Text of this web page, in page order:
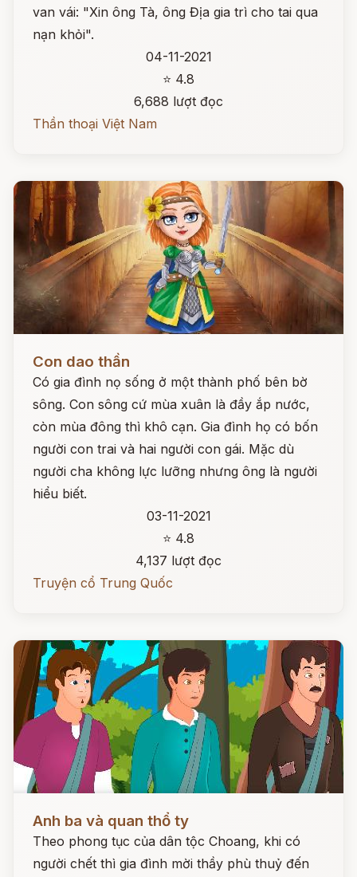
van vái: "Xin ông Tà, ông Địa gia trì cho tai qua
nạn khỏi".
04-11-2021
⭐ 4.8
6,688 lượt đọc
Thần thoại Việt Nam
Con dao thần
Có gia đình nọ sống ở một thành phố bên bờ
sông. Con sông cứ mùa xuân là đầy ắp nước,
còn mùa đông thì khô cạn. Gia đình họ có bốn
người con trai và hai người con gái. Mặc dù
người cha không lực lưỡng nhưng ông là người
hiểu biết.
03-11-2021
⭐ 4.8
4,137 lượt đọc
Truyện cổ Trung Quốc
Anh ba và quan thổ ty
Theo phong tục của dân tộc Choang, khi có
người chết thì gia đình mời thầy phù thuỷ đến